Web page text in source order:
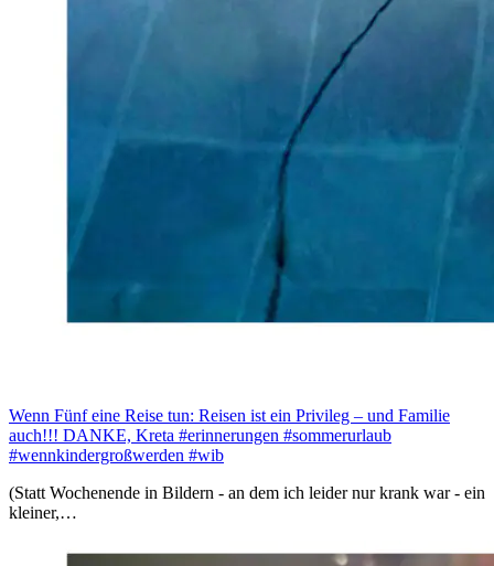
Wenn Fünf eine Reise tun: Reisen ist ein Privileg – und Familie
auch!!! DANKE, Kreta #erinnerungen #sommerurlaub
#wennkindergroßwerden #wib
(Statt Wochenende in Bildern - an dem ich leider nur krank war - ein
kleiner,…